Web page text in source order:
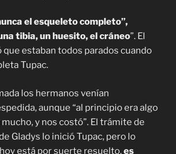
el esqueleto completo”,
tibia, un huesito, el cráneo”. El
que estaban todos parados cuando
Tupac.
los hermanos venían
aunque “al principio era algo
y nos costó”. El trámite de
Gladys lo inició Tupac, pero lo
está por suerte resuelto,es